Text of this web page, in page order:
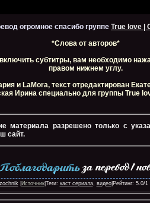
огромное спасибо группе True love |
*Слова от авторов*
субтитры, вам необходимо
правом нижнем углу.
и LaMora, текст отредактирован
Ирина специально для группы True
материала разрешено только с
сайт.
| Источник|Теги: каст сериала, видео|Рейтинг: 5.0/1